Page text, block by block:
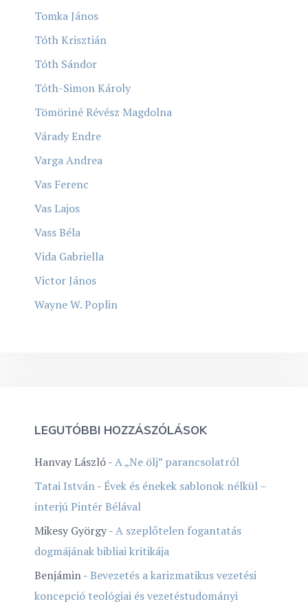
Tomka János
Tóth Krisztián
Tóth Sándor
Tóth-Simon Károly
Tömöriné Révész Magdolna
Várady Endre
Varga Andrea
Vas Ferenc
Vas Lajos
Vass Béla
Vida Gabriella
Victor János
Wayne W. Poplin
LEGUTÓBBI HOZZÁSZÓLÁSOK
Hanvay László-A „Ne ölj” parancsolatról
Tatai István- Évek és énekek sablonok nélkül –
interjú Pintér Bélával
Mikesy György-A szeplőtelen fogantatás
dogmájának bibliai kritikája
Benjámin-Bevezetés a karizmatikus vezetési
koncepció teológiai és vezetéstudományi